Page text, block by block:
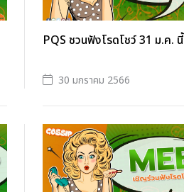
PQS ชวนฟังโรดโชว์ 31 ม.ค. นี้
30 มกราคม 2566